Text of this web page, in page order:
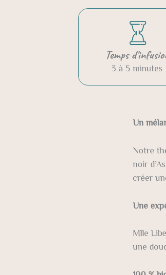
Temps
3 à 5 minutes
Un
Notre
noir
créer
Une
Mlle
une